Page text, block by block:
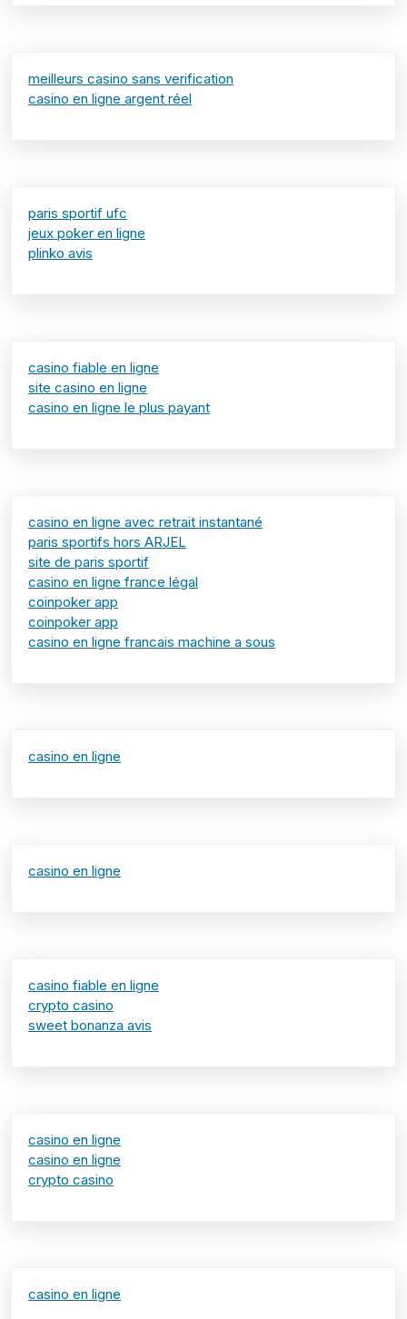
meilleurs casino sans verification
casino en ligne argent réel
paris sportif ufc
jeux poker en ligne
plinko avis
casino fiable en ligne
site casino en ligne
casino en ligne le plus payant
casino en ligne avec retrait instantané
paris sportifs hors ARJEL
site de paris sportif
casino en ligne france légal
coinpoker app
coinpoker app
casino en ligne francais machine a sous
casino en ligne
casino en ligne
casino fiable en ligne
crypto casino
sweet bonanza avis
casino en ligne
casino en ligne
crypto casino
casino en ligne